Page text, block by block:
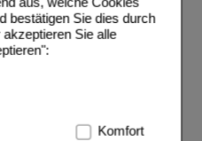
bestätigen Sie dies durch
Sie alle
handelt es sich um
Komfort
Freiumschläge downloaden
Auslandsbestellung
Reklamation